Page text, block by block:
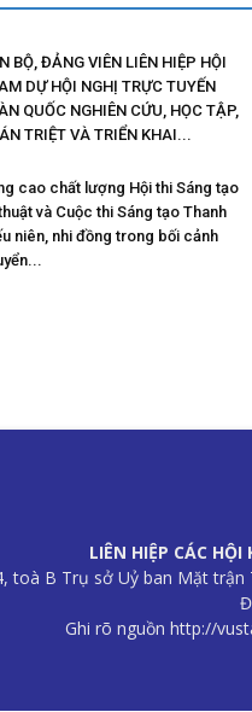
BỘ, ĐẢNG VIÊN LIÊN HIỆP HỘI
DỰ HỘI NGHỊ TRỰC TUYẾN
QUỐC NGHIÊN CỨU, HỌC TẬP,
TRIỆT VÀ TRIỂN KHAI...
cao chất lượng Hội thi Sáng tạo
và Cuộc thi Sáng tạo Thanh
niên, nhi đồng trong bối cảnh
LIÊN HIỆP CÁC
toà B Trụ sở Uỷ ban Mặt
Ghi rõ nguồn http://